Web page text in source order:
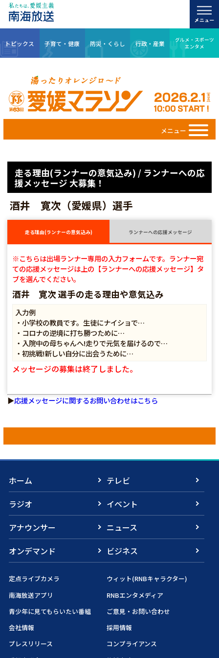
トピックス 子育て・健康 防災・くらし 行政・産業
グルメ・スポーツ
エンタメ
メニュー
走る理由(ランナーの意気込み) / ランナーへの応
援メッセージ 大募集！
酒井 寛次（愛媛県）選手
走る理由(ランナーの意気込み) ランナーへの応援メッセージ
※こちらは出場ランナー専用の入力フォームです。ランナー宛
ての応援メッセージは上の【ランナーへの応援メッセージ】タ
ブを選んでください。
酒井 寛次 選手の走る理由や意気込み
入力例
・小学校の教員です。生徒にナイショで…
・コロナの逆境に打ち勝つために…
・入院中の母ちゃんへ!走りで元気を届けるので…
・初挑戦!新しい自分に出会うために…
メッセージの募集は終了しました。
▶応援メッセージに関するお問い合わせはこちら
ホーム
テレビ
ラジオ
イベント
アナウンサー
ニュース
オンデマンド
ビジネス
定点ライブカメラ
ウィット(RNBキャラクター)
南海放送アプリ
RNBエンタメディア
青少年に見てもらいたい番組
ご意見・お問い合わせ
会社情報
採用情報
プレスリリース
コンプライアンス